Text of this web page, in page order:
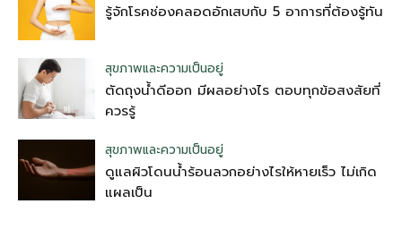
รู้จักโรคช่องคลอดอักเสบกับ 5 อาการที่ต้องรู้ทัน
สุขภาพและความเป็นอยู่
ตัดถุงน้ําดีออก มีผลอย่างไร ตอบทุกข้อสงสัยที่
ควรรู้
สุขภาพและความเป็นอยู่
ดูแลผิวโดนน้ำร้อนลวกอย่างไรให้หายเร็ว ไม่เกิด
แผลเป็น